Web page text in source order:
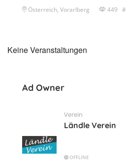
Österreich, Vorarlberg 449
Keine Veranstaltungen
Ad Owner
Verein
Ländle Verein
OFFLINE